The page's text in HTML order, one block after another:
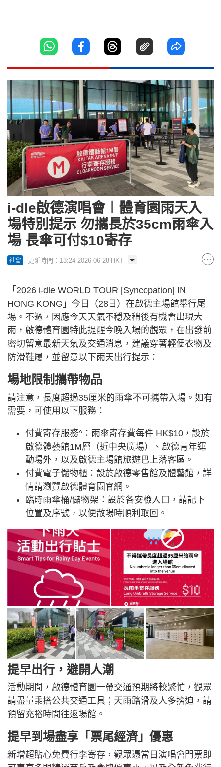
i-dle啟德演唱會︱體育園雨天入
場特別提示 勿攜長於35cm雨傘入
場 長傘可付$10寄存
社會 更新時間：13:24 2026-06-28 HKT
「2026 i-dle WORLD TOUR [Syncopation] IN
HONG KONG」今日（28日）在啟德主場館舉行尾
場。不過，因應今天天氣不穩及稍後有機會出現大
雨，啟德體育園特此提醒今晚入場的觀眾，在出發前
密切留意最新天氣及交通消息，建議穿著輕便衣物及
防滑鞋履，並留意以下雨天出行提示：
場地限制攜帶物品
請注意，長度超過35厘米的雨傘不可攜帶入場。如有
需要，可使用以下服務：
付費寄存服務^：雨傘寄存費每件 HK$10，設於
啟德體藝館1M層（近中央廣場）、啟德青年運
動場外，以及啟德主場館旅遊巴上落客區。
付費電子儲物櫃：設於啟德零售館及體藝館，詳
情請瀏覽啟德體育園官網。
臨時雨傘桶/儲物架：設於各安檢入口，請記下
位置及序號，以便散場時順利取回。
提早出行，避開人潮
活動期間，啟德體育園一帶交通預期將較繁忙，觀眾
請盡量乘搭公共交通工具；天雨路滑及人多擠迫，請
預留充裕時間往返場館。
提早到場盡享「票尾經濟」優惠
新增超貼心免費行李寄存，觀眾憑當日演唱會門票即